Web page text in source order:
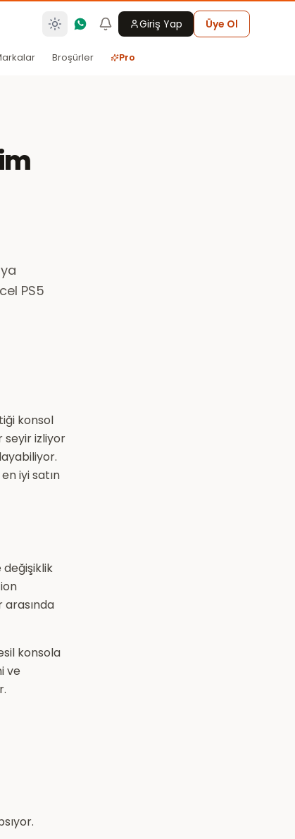
Giriş Yap Üye Ol
Broşürler Pro
PS5
konsol
seyir izliyor
iyi satın
değişiklik
arasında
konsola
ve